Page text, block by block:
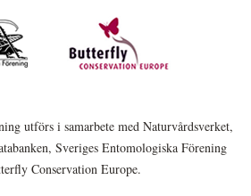
utförs i samarbete med Naturvårdsverket,
Sveriges Entomologiska Förening
Conservation Europe.